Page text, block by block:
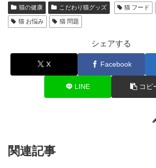
猫の健康 こだわり猫グッズ 猫 フード
猫 お悩み
猫 問題
シェアする
X Facebook
LINE コピ
関連記事